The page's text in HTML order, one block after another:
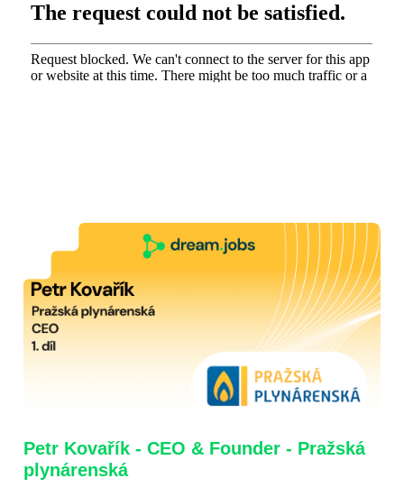
Petr Kovařík - CEO & Founder - Pražská
plynárenská